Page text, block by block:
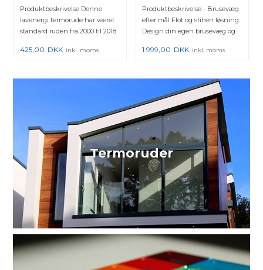
Produktbeskrivelse Denne
lavenergi termorude har været
standard ruden fra 2000 til 2018
425,00 DKK inkl. moms
Produktbeskrivelse - Brusevæg
efter mål Flot og stilren løsning.
Design din egen brusevæg og
1.999,00 DKK inkl. moms
Termoruder